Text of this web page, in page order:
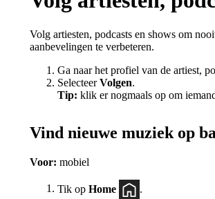
Volg artiesten, podcasts en shows om
aanbevelingen te verbeteren.
Ga naar het profiel van de artiest,
SelecteerVolgen.
Tip: klik er nogmaals op om
Vind nieuwe muziek op
Voor: mobiel
Tik op Home